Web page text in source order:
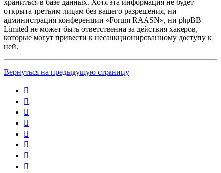
храниться в базе данных. Хотя эта информация не будет
открыта третьим лицам без вашего разрешения, ни
администрация конференции «Forum RAASN», ни phpBB
Limited не может быть ответственна за действия хакеров,
которые могут привести к несанкционированному доступу к
ней.
Вернуться на предыдущую страницу